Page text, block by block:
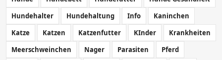
Hundehalter
Hundehaltung Info
Kaninchen
Katze
Katzen Katzenfutter KInder
Krankheiten
Meerschweinchen
Nager Parasiten
Pferd